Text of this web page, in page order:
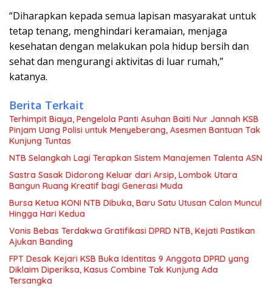
“Diharapkan kepada semua lapisan masyarakat untuk
tetap tenang, menghindari keramaian, menjaga
kesehatan dengan melakukan pola hidup bersih dan
sehat dan mengurangi aktivitas di luar rumah,”
katanya.
Berita Terkait
Terhimpit Biaya, Pengelola Panti Asuhan Baiti Nur Jannah KSB
Pinjam Uang Polisi untuk Menyeberang, Asesmen Bantuan Tak
Kunjung Tuntas
NTB Selangkah Lagi Terapkan Sistem Manajemen Talenta ASN
Sastra Sasak Didorong Keluar dari Arsip, Lombok Utara
Bangun Ruang Kreatif bagi Generasi Muda
Bursa Ketua KONI NTB Dibuka, Baru Satu Utusan Calon Muncul
Hingga Hari Kedua
Vonis Bebas Terdakwa Gratifikasi DPRD NTB, Kejati Pastikan
Ajukan Banding
FPT Desak Kejari KSB Buka Identitas 9 Anggota DPRD yang
Diklaim Diperiksa, Kasus Combine Tak Kunjung Ada
Tersangka